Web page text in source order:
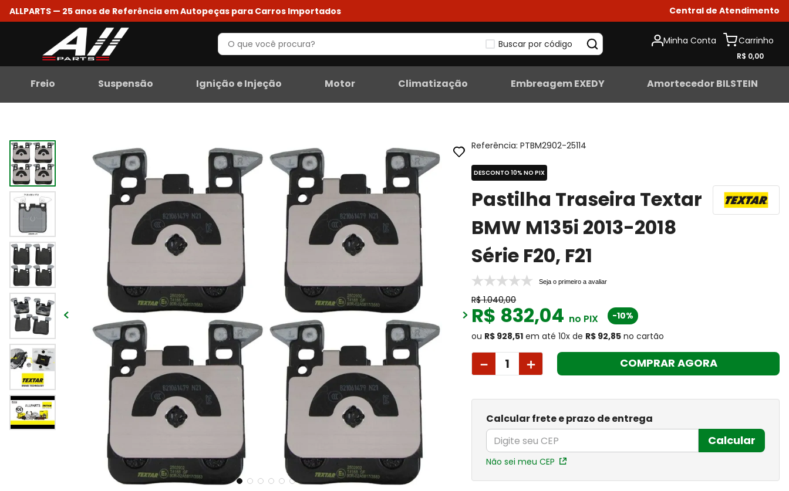
ALLPARTS — 25 anos de Referência em Autopeças para Carros Importados Central de Atendimento
Buscar por código Minha Conta
R$ 0,00
Freio Suspensão Ignição e Injeção Motor Climatização Embreagem EXEDY Amortecedor BILSTEIN
Referência:PTBM2902-25114
DESCONTO 10% NO PIX
Pastilha Traseira Textar
BMW M135i 2013-2018
Série F20, F21
Seja o primeiro a avaliar
R$ 1.040,00
R$ 832,04 no PIX
-10%
ou R$ 928,51 em até 10x de R$ 92,85 no cartão
＋
－ COMPRAR AGORA
Calcular frete e prazo de entrega
Calcular
Não sei meu CEP